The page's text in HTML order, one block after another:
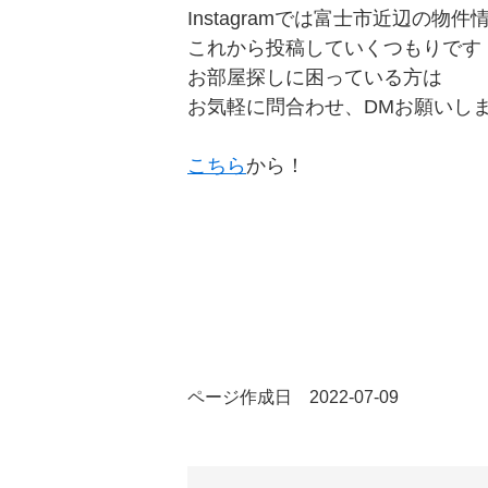
Instagramでは富士市近辺の物件
これから投稿していくつもりです
お部屋探しに困っている方は
お気軽に問合わせ、DMお願いし
こちらから！
ページ作成日 2022-07-09